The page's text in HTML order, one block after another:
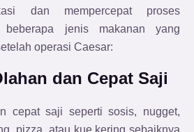
dan mempercepat proses
beberapa jenis makanan yang
operasi Caesar:
dan Cepat Saji
cepat saji seperti sosis, nugget,
pizza, atau kue kering sebaiknya